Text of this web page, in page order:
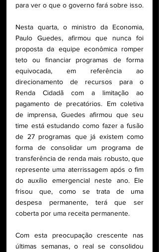
para ver o que o governo fará sobre isso.
Nesta quarta, o ministro da Economia,
Paulo Guedes, afirmou que nunca foi
proposta da equipe econômica romper
teto ou financiar programas de forma
equivocada, em referência ao
direcionamento de recursos para o
Renda Cidadã com a limitação ao
pagamento de precatórios. Em coletiva
de imprensa, Guedes afirmou que seu
time está estudando como fazer a fusão
de 27 programas que já existem como
forma de consolidar um programa de
transferência de renda mais robusto, que
represente uma aterrissagem após o fim
do auxílio emergencial neste ano. Ele
frisou que, como se trata de uma
despesa permanente, terá que ser
coberta por uma receita permanente.
Com esta preocupação crescente nas
últimas semanas, o real se consolidou